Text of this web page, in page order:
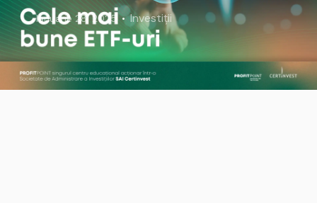
Ianuarie 28, 2025 Investiții